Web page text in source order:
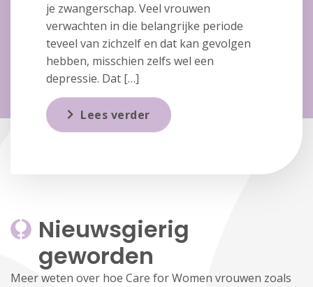
je zwangerschap. Veel vrouwen
verwachten in die belangrijke periode
teveel van zichzelf en dat kan gevolgen
hebben, misschien zelfs wel een
depressie. Dat […]
Lees verder
Nieuwsgierig
geworden
Meer weten over hoe Care for Women vrouwen zoals